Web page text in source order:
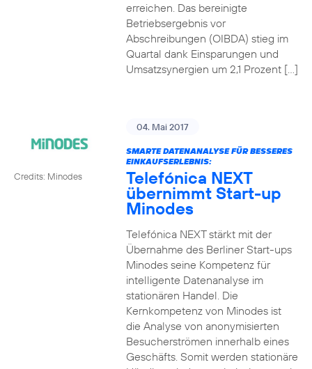
erreichen. Das bereinigte
Betriebsergebnis vor
Abschreibungen (OIBDA) stieg im
Quartal dank Einsparungen und
Umsatzsynergien um 2,1 Prozent […]
Credits: Minodes
04. Mai 2017
SMARTE DATENANALYSE FÜR BESSERES
EINKAUFSERLEBNIS:
Telefónica NEXT
übernimmt Start-up
Minodes
Telefónica NEXT stärkt mit der
Übernahme des Berliner Start-ups
Minodes seine Kompetenz für
intelligente Datenanalyse im
stationären Handel. Die
Kernkompetenz von Minodes ist
die Analyse von anonymisierten
Besucherströmen innerhalb eines
Geschäfts. Somit werden stationäre